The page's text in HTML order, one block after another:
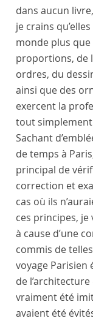
dans aucun
je crains
monde plus que
proportions, de
ordres, du
ainsi que des
exercent la
tout
Sachant
de temps à Paris
principal de
correction et
cas où ils
ces principes, je
à cause d’une
commis de
voyage
de
vraiment été
avaient été